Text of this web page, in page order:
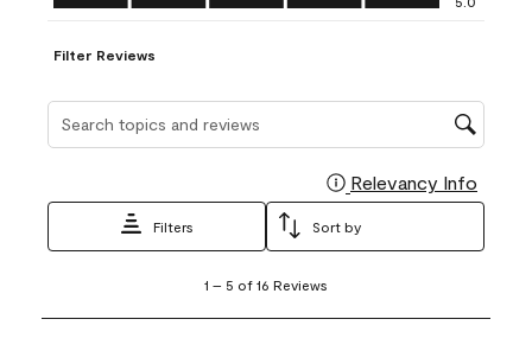
Filter Reviews
Relevancy Info
Filters Sort by
5
1 – 5 of 16 Reviews